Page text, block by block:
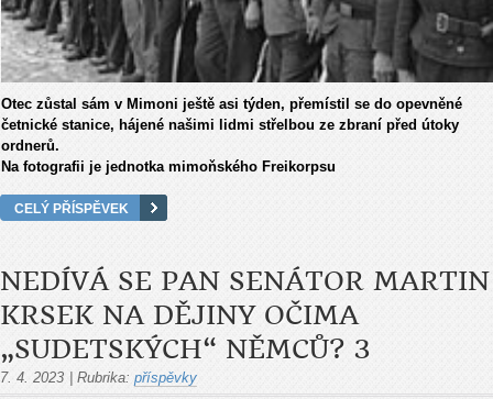
Otec zůstal sám v Mimoni ještě asi týden, přemístil se do opevněné
četnické stanice, hájené našimi lidmi střelbou ze zbraní před útoky
ordnerů.
Na fotografii je jednotka mimoňského Freikorpsu
CELÝ PŘÍSPĚVEK
NEDÍVÁ SE PAN SENÁTOR MARTIN
KRSEK NA DĚJINY OČIMA
„SUDETSKÝCH“ NĚMCŮ? 3
7. 4. 2023 Rubrika: příspěvky